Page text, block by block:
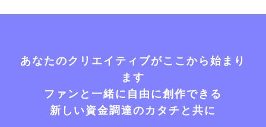
あなたのクリエイティブがここから始まり
ます
ファンと一緒に自由に創作できる
新しい資金調達のカタチと共に